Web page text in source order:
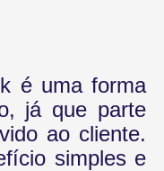
é uma forma
já que parte
ao cliente.
simples e